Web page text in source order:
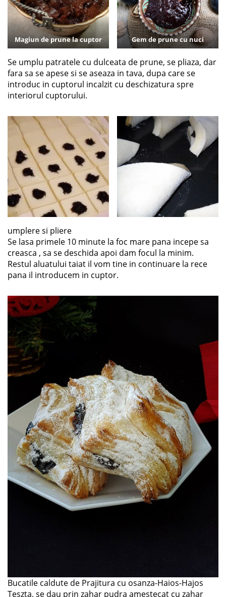
Magiun de prune la cuptor Gem de prune cu nuci
Se umplu patratele cu dulceata de prune, se pliaza, dar
fara sa se apese si se aseaza in tava, dupa care se
introduc in cuptorul incalzit cu deschizatura spre
interiorul cuptorului.
umplere si pliere
Se lasa primele 10 minute la foc mare pana incepe sa
creasca , sa se deschida apoi dam focul la minim.
Restul aluatului taiat il vom tine in continuare la rece
pana il introducem in cuptor.
Bucatile caldute de Prajitura cu osanza-Haios-Hajos
Teszta, se dau prin zahar pudra amestecat cu zahar